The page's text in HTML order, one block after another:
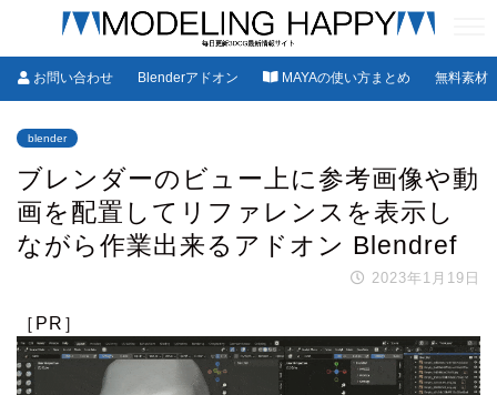
お問い合わせ Blenderアドオン MAYAの使い方まとめ 無料素材
blender
ブレンダーのビュー上に参考画像や動
画を配置してリファレンスを表示し
ながら作業出来るアドオン Blendref
2023年1月19日
［PR］